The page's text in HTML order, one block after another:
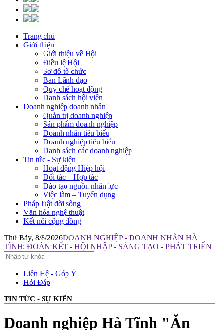
Trang chủ
Giới thiệu
Giới thiệu về Hội
Điều lệ Hội
Sơ đồ tổ chức
Ban Lãnh đạo
Quy chế hoạt động
Danh sách hội viên
Doanh nghiệp doanh nhân
Quản trị doanh nghiệp
Sản phẩm doanh nghiệp
Doanh nhân tiêu biểu
Doanh nghiệp tiêu biểu
Danh sách các doanh nghiệp
Tin tức - Sự kiện
Hoạt động Hiệp hội
Đối tác – Hợp tác
Đào tạo nguồn nhân lực
Việc làm – Tuyển dụng
Pháp luật đời sống
Văn hóa nghệ thuật
Kết nối cộng đồng
Thứ Bảy, 8/8/2026DOANH NGHIỆP - DOANH NHÂN HÀ
TĨNH: ĐOÀN KẾT - HỘI NHẬP - SÁNG TẠO - PHÁT TRIỂN
Liên Hệ - Góp Ý
Hỏi Đáp
TIN TỨC - SỰ KIÊN
Doanh nghiệp Hà Tĩnh "Ăn